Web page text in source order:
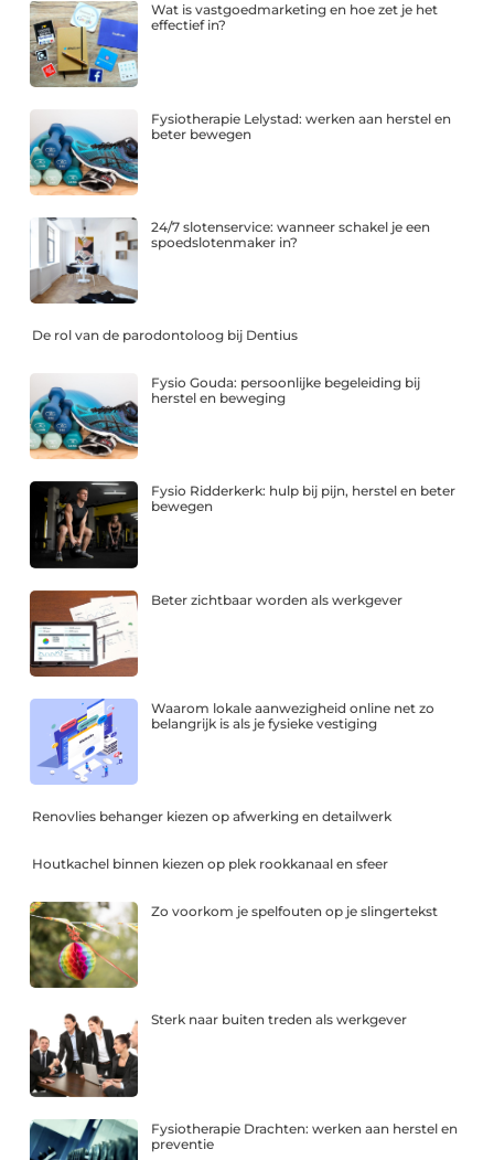
Wat is vastgoedmarketing en hoe zet je het
effectief in?
Fysiotherapie Lelystad: werken aan herstel en
beter bewegen
24/7 slotenservice: wanneer schakel je een
spoedslotenmaker in?
De rol van de parodontoloog bij Dentius
Fysio Gouda: persoonlijke begeleiding bij
herstel en beweging
Fysio Ridderkerk: hulp bij pijn, herstel en beter
bewegen
Beter zichtbaar worden als werkgever
Waarom lokale aanwezigheid online net zo
belangrijk is als je fysieke vestiging
Renovlies behanger kiezen op afwerking en detailwerk
Houtkachel binnen kiezen op plek rookkanaal en sfeer
Zo voorkom je spelfouten op je slingertekst
Sterk naar buiten treden als werkgever
Fysiotherapie Drachten: werken aan herstel en
preventie